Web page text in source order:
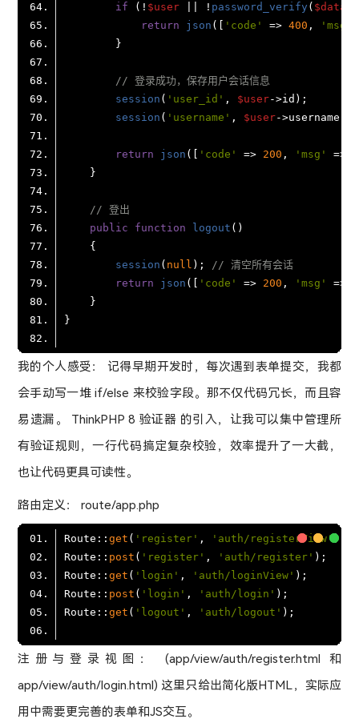
if (! $user || ! password_verify ( $data
return
json ([ 'code' => 400 , 'msg'
// 登录成功，保存用户会话信息
session ( 'user_id' , $user
session ( 'username' , $user
return json ([ 'code' => 200 , 'msg' =>
// 登出
public
function logout (
session ( null ); // 清空所有会话
return
json ([ 'code' => 200 , 'msg' =>
我的个人感受： 记得早期开发时，每次遇到表单提交，我都
会手动写一堆 if/else 来校验字段。那不仅代码冗长，而且容
易遗漏。 ThinkPHP 8 验证器 的引入，让我可以集中管理所
有验证规则，一行代码搞定复杂校验，效率提升了一大截，
也让代码更具可读性。
路由定义： route/app.php
Route:: get ( 'register' , 'auth/registerView'
Route:: post ( 'register' , 'auth/register'
Route:: get ( 'login' , 'auth/loginView'
Route:: post ( 'login' , 'auth/login'
Route:: get ( 'logout' , 'auth/logout'
注册与登录视图： (app/view/auth/register.html 和
app/view/auth/login.html) 这里只给出简化版HTML，实际应
用中需要更完善的表单和JS交互。